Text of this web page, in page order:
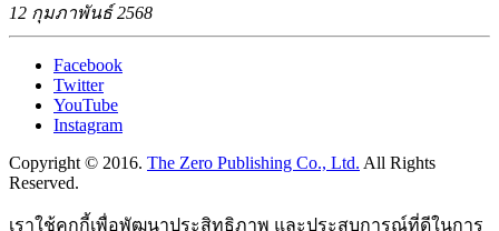
12 กุมภาพันธ์ 2568
Facebook
Twitter
YouTube
Instagram
Copyright © 2016. The Zero Publishing Co., Ltd. All Rights
Reserved.
เราใช้คุกกี้เพื่อพัฒนาประสิทธิภาพ และประสบการณ์ที่ดีในการ